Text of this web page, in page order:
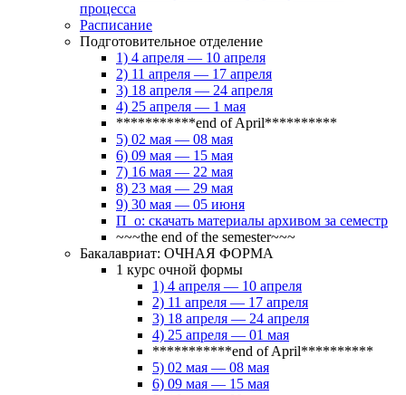
процесса
Расписание
Подготовительное отделение
1) 4 апреля — 10 апреля
2) 11 апреля — 17 апреля
3) 18 апреля — 24 апреля
4) 25 апреля — 1 мая
***********end of April**********
5) 02 мая — 08 мая
6) 09 мая — 15 мая
7) 16 мая — 22 мая
8) 23 мая — 29 мая
9) 30 мая — 05 июня
П_о: скачать материалы архивом за семестр
~~~the end of the semester~~~
Бакалавриат: ОЧНАЯ ФОРМА
1 курс очной формы
1) 4 апреля — 10 апреля
2) 11 апреля — 17 апреля
3) 18 апреля — 24 апреля
4) 25 апреля — 01 мая
***********end of April**********
5) 02 мая — 08 мая
6) 09 мая — 15 мая